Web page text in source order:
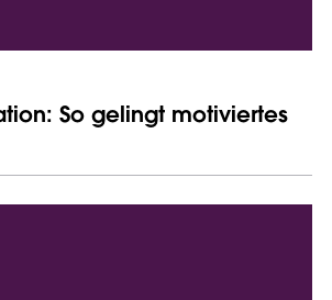
So gelingt motiviertes